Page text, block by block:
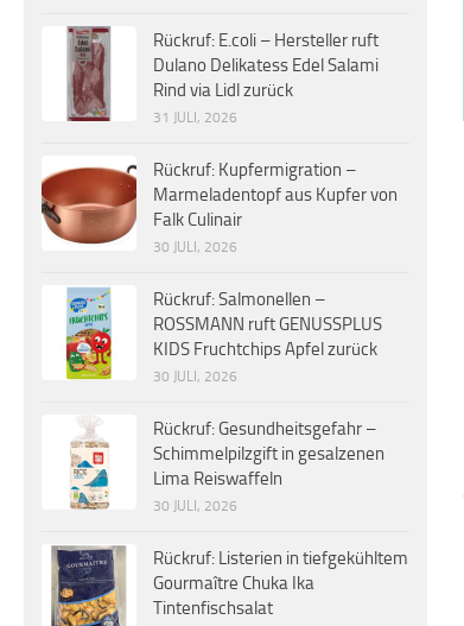
Rückruf: E.coli – Hersteller ruft
Dulano Delikatess Edel Salami
Rind via Lidl zurück
31 JULI, 2026
Rückruf: Kupfermigration –
Marmeladentopf aus Kupfer von
Falk Culinair
30 JULI, 2026
Rückruf: Salmonellen –
ROSSMANN ruft GENUSSPLUS
KIDS Fruchtchips Apfel zurück
30 JULI, 2026
Rückruf: Gesundheitsgefahr –
Schimmelpilzgift in gesalzenen
Lima Reiswaffeln
30 JULI, 2026
Rückruf: Listerien in tiefgekühltem
Gourmaître Chuka Ika
Tintenfischsalat